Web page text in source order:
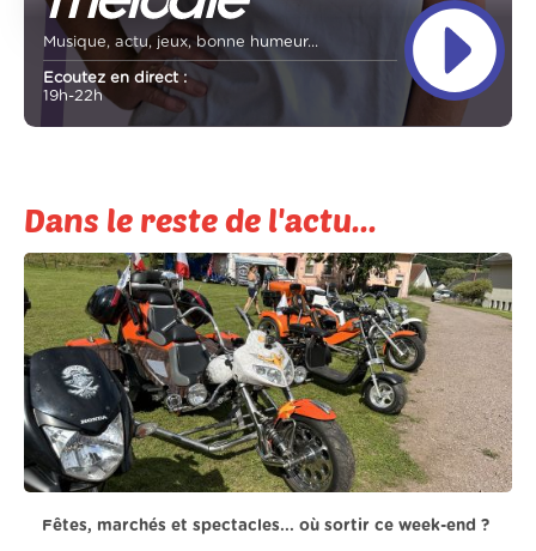
Musique, actu, jeux, bonne humeur...
Ecoutez en direct :
19h-22h
Dans le reste de l'actu...
Fêtes, marchés et spectacles... où sortir ce week-end ?